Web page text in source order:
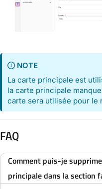
NOTE
La carte principale est
la carte principale
carte sera utilisée pour le
FAQ
Comment puis-je
principale dans la section